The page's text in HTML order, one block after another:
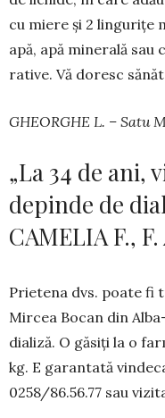
cu mie­re și 2 lingurițe
apă, apă mi­ne­rală
rative. Vă doresc
GHEORGHE L. – Satu
„La 34 de ani,
depinde de
CAMELIA F.,
Prietena dvs. poate fi
Mircea Bocan din
dializă. O găsiți la o
kg. E garantată
0258/86.56.77 sau